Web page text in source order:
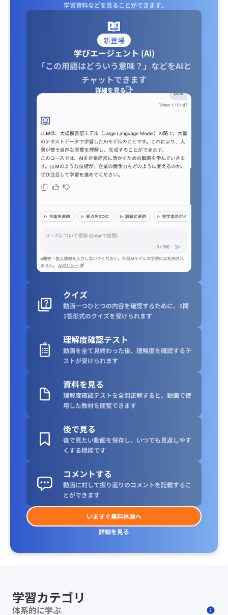
学習資料などを見ることができます｡
新登場
学びエージェント (AI)
「この用語はどういう意味？」などをAIと
チャットできます
詳細を見る
クイズ
動画一つひとつの内容を確認するために、1問
1答形式のクイズを受けられます
理解度確認テスト
動画を全て見終わった後、理解度を確認するテ
ストが受けられます
資料を見る
理解度確認テストを全問正解すると、動画で使
用した教材を閲覧できます
後で見る
後で見たい動画を保存し、いつでも見返しやす
くする機能です
コメントする
動画に対して振り返りのコメントを記載するこ
とができます
いますぐ無料体験へ
詳細を見る
学習カテゴリ
体系的に学ぶ